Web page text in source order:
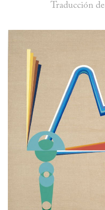
Traducción de